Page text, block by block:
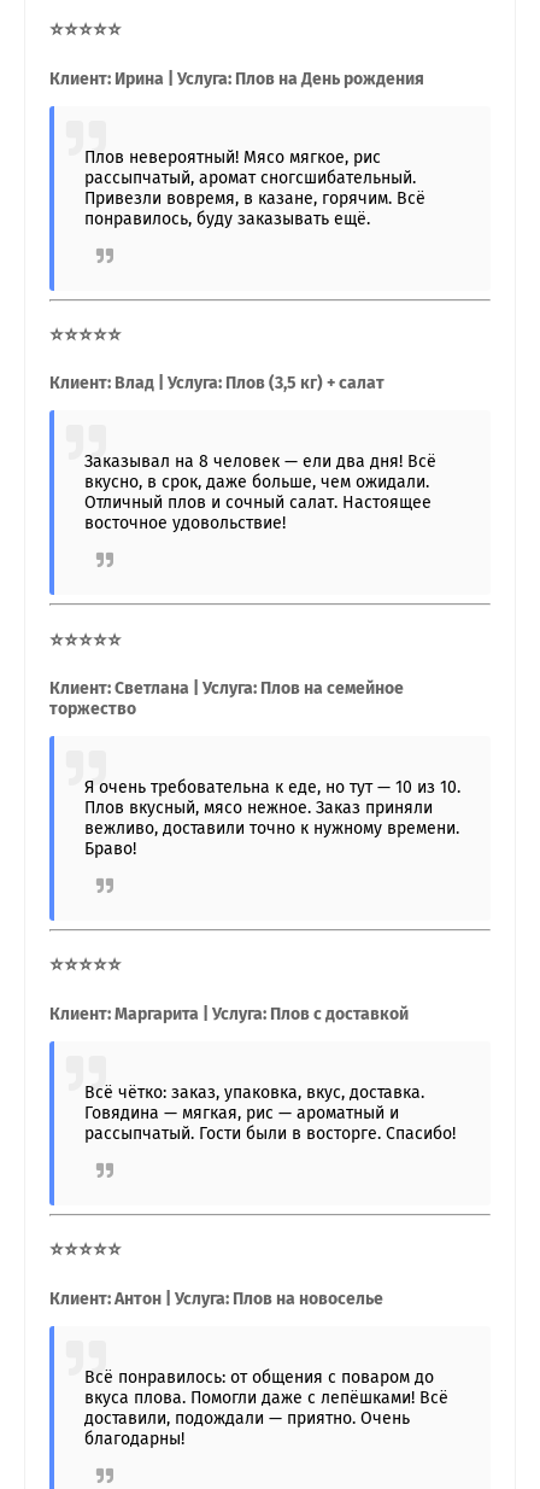
⭐⭐⭐⭐⭐
Клиент: Ирина | Услуга: Плов на День рождения
Плов невероятный! Мясо мягкое, рис
рассыпчатый, аромат сногсшибательный.
Привезли вовремя, в казане, горячим. Всё
понравилось, буду заказывать ещё.
⭐⭐⭐⭐⭐
Клиент: Влад | Услуга: Плов (3,5 кг) + салат
Заказывал на 8 человек — ели два дня! Всё
вкусно, в срок, даже больше, чем ожидали.
Отличный плов и сочный салат. Настоящее
восточное удовольствие!
⭐⭐⭐⭐⭐
Клиент: Светлана | Услуга: Плов на семейное
торжество
Я очень требовательна к еде, но тут — 10 из 10.
Плов вкусный, мясо нежное. Заказ приняли
вежливо, доставили точно к нужному времени.
Браво!
⭐⭐⭐⭐⭐
Клиент: Маргарита | Услуга: Плов с доставкой
Всё чётко: заказ, упаковка, вкус, доставка.
Говядина — мягкая, рис — ароматный и
рассыпчатый. Гости были в восторге. Спасибо!
⭐⭐⭐⭐⭐
Клиент: Антон | Услуга: Плов на новоселье
Всё понравилось: от общения с поваром до
вкуса плова. Помогли даже с лепёшками! Всё
доставили, подождали — приятно. Очень
благодарны!